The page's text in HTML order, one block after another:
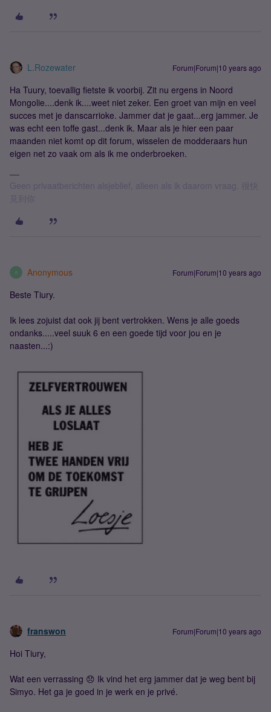
L.Rozewater Forum|Forum|10 years ago
Ha Tuury, toevallig fietste ik voorbij. Zit nu ergens in Noord
Mongolie....denk ik....weet niet zeker. Een groet van mijn en veel
succes met je danscarrioke. Jammer dat je gaat...erg jammer. Je
was echt een toffe gast...denk ik. Maar als je hier een paar
maanden niet komt op dit forum, wisselen de modderaars hun
eigen net zo vaak om als ik me onderbroeken.
Geen privaatberichten alsjeblief, alleen als ik daarom vraag. 很快
見到你
A Anonymous Forum|Forum|10 years ago
Beste Tiury.
Ik lees zojuist dat ook jij bent vertrokken. Wens je alle goeds
ondanks.....veel suuk 6 en een goede tijd voor jou en je
naasten...:)
franswon Forum|Forum|10 years ago
Hoi Tiury,
Wat een verrassing 😞 Ik vind het erg jammer dat je weg bent bij
Simyo. Het ga je goed in je werk en je privé.